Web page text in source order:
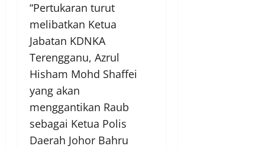
“Pertukaran turut
melibatkan Ketua
Jabatan KDNKA
Terengganu, Azrul
Hisham Mohd Shaffei
yang akan
menggantikan Raub
sebagai Ketua Polis
Daerah Johor Bahru